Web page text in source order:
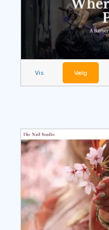
Vis Vælg